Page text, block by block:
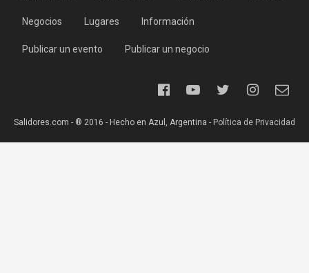
Negocios Lugares Información
Publicar un evento Publicar un negocio
Salidores.com - ® 2016 - Hecho en Azul, Argentina - Política de Privacidad